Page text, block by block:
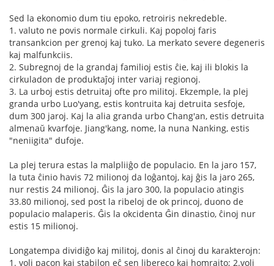
Sed la ekonomio dum tiu epoko, retroiris nekredeble.
1. valuto ne povis normale cirkuli. Kaj popoloj faris
transankcion per grenoj kaj tuko. La merkato severe degeneris
kaj malfunkciis.
2. Subregnoj de la grandaj familioj estis ĉie, kaj ili blokis la
cirkuladon de produktaĵoj inter variaj regionoj.
3. La urboj estis detruitaj ofte pro militoj. Ekzemple, la plej
granda urbo Luo'yang, estis kontruita kaj detruita sesfoje,
dum 300 jaroj. Kaj la alia granda urbo Chang'an, estis detruita
almenaŭ kvarfoje. Jiang'kang, nome, la nuna Nanking, estis
"neniigita" dufoje.
La plej terura estas la malpliiĝo de populacio. En la jaro 157,
la tuta ĉinio havis 72 milionoj da loĝantoj, kaj ĝis la jaro 265,
nur restis 24 milionoj. Ĝis la jaro 300, la populacio atingis
33.80 milionoj, sed post la ribeloj de ok princoj, duono de
populacio malaperis. Ĝis la okcidenta Ĝin dinastio, ĉinoj nur
estis 15 milionoj.
Longatempa dividiĝo kaj militoj, donis al ĉinoj du karakterojn:
1. voli pacon kaj stabilon eĉ sen libereco kaj homrajto; 2.voli